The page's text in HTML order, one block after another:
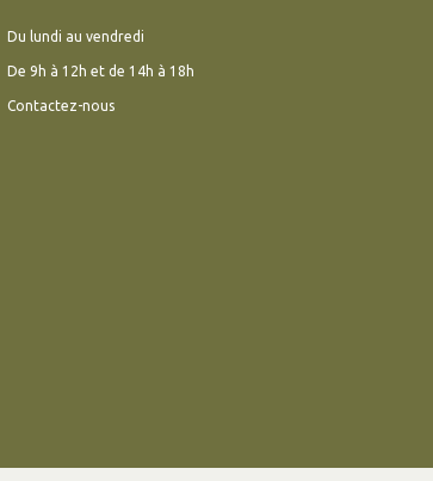
Du lundi au vendredi
De 9h à 12h et de 14h à 18h
Contactez-nous